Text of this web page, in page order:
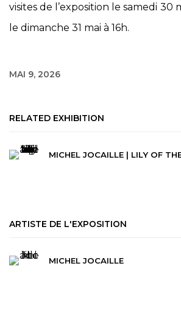
visites de l’exposition le samedi 30
le dimanche 31 mai à 16h.
MAI 9, 2026
RELATED EXHIBITION
MICHEL JOCAILLE | LILY OF
ARTISTE DE L'EXPOSITION
MICHEL JOCAILLE